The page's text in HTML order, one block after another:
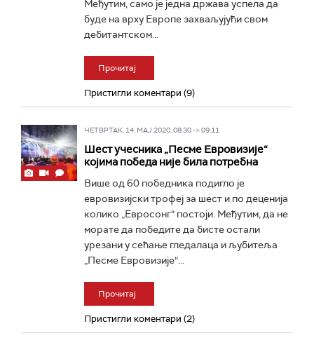
Међутим, само је једна држава успела да
буде на врху Европе захваљујући свом
дебитантском...
Прочитај
Пристигли коментари (9)
ЧЕТВРТАК, 14. МАЈ 2020, 08:30 -> 09:11
Шест учесника „Песме Евровизије“
којима победа није била потребна
Више од 60 победника подигло је
евровизијски трофеј за шест и по деценија
колико „Евросонг“ постоји. Међутим, да не
морате да победите да бисте остали
урезани у сећање гледалаца и љубитеља
„Песме Евровизије“...
Прочитај
Пристигли коментари (2)